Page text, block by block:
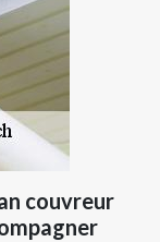
couvreur